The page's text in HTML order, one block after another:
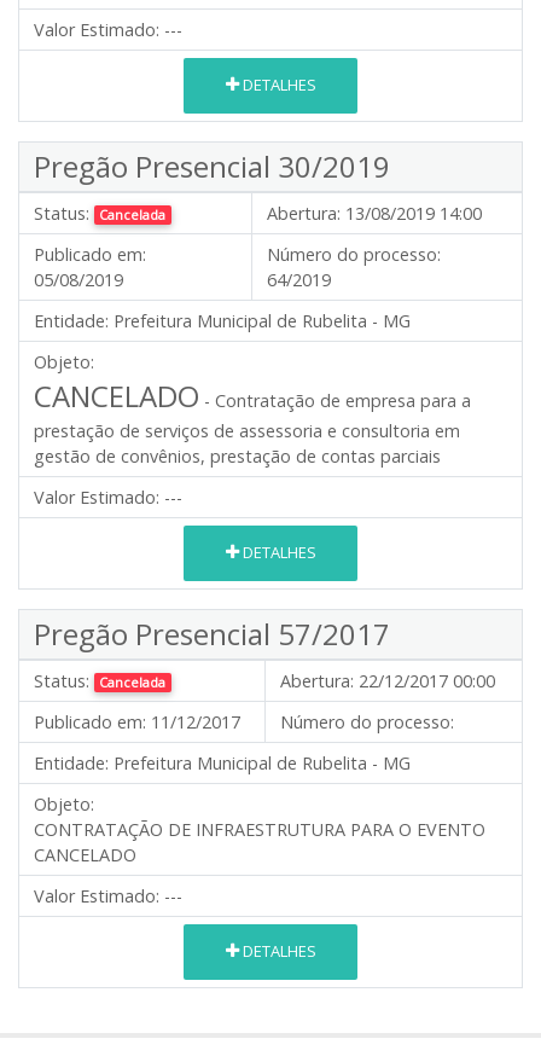
Valor Estimado: ---
DETALHES
Pregão Presencial 30/2019
Status: Cancelada Abertura: 13/08/2019 14:00
Publicado em:
05/08/2019
Número do processo:
64/2019
Entidade: Prefeitura Municipal de Rubelita - MG
Objeto:
CANCELADO - Contratação de empresa para a
prestação de serviços de assessoria e consultoria em
gestão de convênios, prestação de contas parciais
Valor Estimado: ---
DETALHES
Pregão Presencial 57/2017
Status: Cancelada Abertura: 22/12/2017 00:00
Publicado em: 11/12/2017
Número do processo:
Entidade: Prefeitura Municipal de Rubelita - MG
Objeto:
CONTRATAÇÃO DE INFRAESTRUTURA PARA O EVENTO
CANCELADO
Valor Estimado: ---
DETALHES